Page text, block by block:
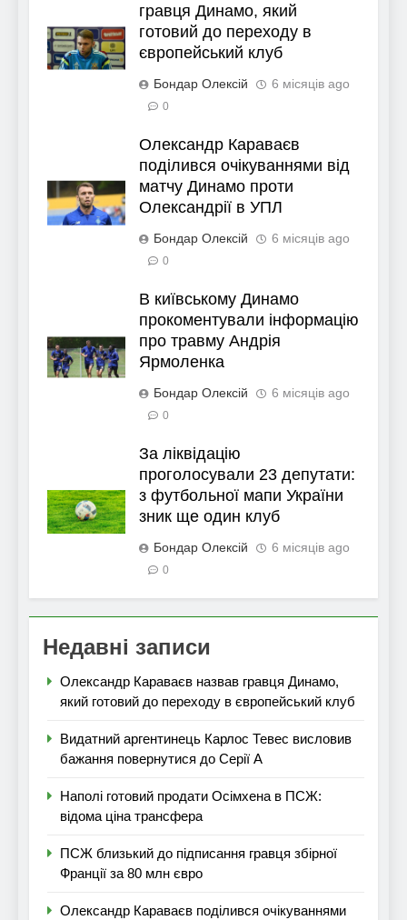
гравця Динамо, який
готовий до переходу в
європейський клуб
Бондар Олексій 6 місяців ago
0
Олександр Караваєв
поділився очікуваннями від
матчу Динамо проти
Олександрії в УПЛ
Бондар Олексій 6 місяців ago
0
В київському Динамо
прокоментували інформацію
про травму Андрія
Ярмоленка
Бондар Олексій 6 місяців ago
0
За ліквідацію
проголосували 23 депутати:
з футбольної мапи України
зник ще один клуб
Бондар Олексій 6 місяців ago
0
Недавні записи
Олександр Караваєв назвав гравця Динамо,
який готовий до переходу в європейський клуб
Видатний аргентинець Карлос Тевес висловив
бажання повернутися до Серії А
Наполі готовий продати Осімхена в ПСЖ:
відома ціна трансфера
ПСЖ близький до підписання гравця збірної
Франції за 80 млн євро
Олександр Караваєв поділився очікуваннями